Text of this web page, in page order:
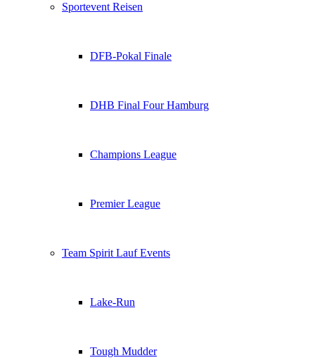
Sportevent Reisen
DFB-Pokal Finale
DHB Final Four Hamburg
Champions League
Premier League
Team Spirit Lauf Events
Lake-Run
Tough Mudder